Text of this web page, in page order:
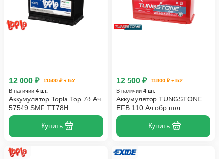
12 000 ₽
11500 ₽ + БУ
В наличии 4 шт.
Аккумулятор Topla Top 78 Ач
57549 SMF TT78H
Купить
12 500 ₽
11800 ₽ + БУ
В наличии 4 шт.
Аккумулятор TUNGSTONE
EFB 110 Ач обр пол
Купить